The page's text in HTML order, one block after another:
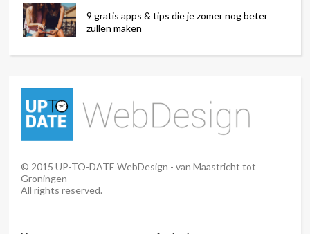
9 gratis apps & tips die je zomer nog beter
zullen maken
© 2015 UP-TO-DATE WebDesign - van Maastricht tot
Groningen
All rights reserved.